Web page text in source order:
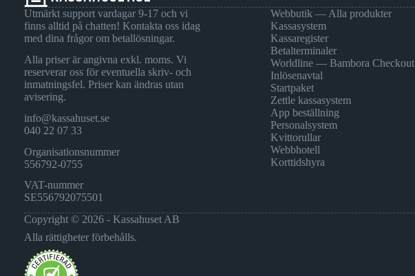
Utmärkt support vardagar 9-17 och vi
finns alltid på chatten! Kontakta oss idag
med dina frågor om betallösningar.
Alla priser är angivna exkl. moms. Vi
reserverar oss för eventuella skriv- och
inmatningsfel. Priser kan ändras utan
avisering.
info@kassahuset.se
040 22 07 33
Organisationsnummer
556792-0755
VAT-nummer
SE556792075501
Webbutik — Alla produkter
Kassasystem
Kassaregister
Betalterminaler
Worldline — Bambora Checkout
Inlösenavtal
Startpaket
Zettle kassasystem
App beställning
Personalsystem
Kvittorullar
Webbhotell
Korttidshyra
Copyright © 2026 - Kassahuset AB
Alla rättigheter förbehålls.